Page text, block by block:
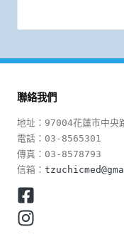
聯絡我們
地址：97004花蓮市中央
電話：03-8565301
傳真：03-8578793
信箱：